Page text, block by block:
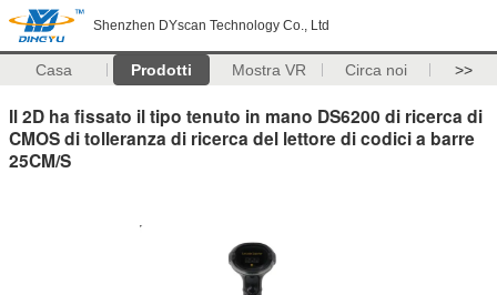
Shenzhen DYscan Technology Co., Ltd
Casa Prodotti Mostra VR Circa noi >>
Il 2D ha fissato il tipo tenuto in mano DS6200 di ricerca di
CMOS di tolleranza di ricerca del lettore di codici a barre
25CM/S